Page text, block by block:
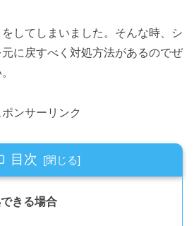
してしまいました。そんな時、シ
に戻すべく対処方法があるのでぜ
ポンサーリンク
目次
きる場合